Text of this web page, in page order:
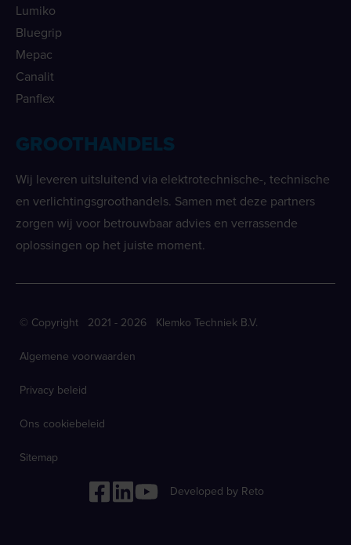
Lumiko
Bluegrip
Mepac
Canalit
Panflex
GROOTHANDELS
Wij leveren uitsluitend via elektrotechnische-, technische
en verlichtingsgroothandels. Samen met deze partners
zorgen wij voor betrouwbaar advies en verrassende
oplossingen op het juiste moment.
© Copyright 2021 - 2026 Klemko Techniek B.V.
Algemene voorwaarden
Privacy beleid
Ons cookiebeleid
Sitemap
Developed by Reto